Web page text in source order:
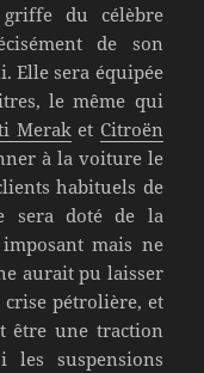
du célèbre
de son
Elle sera équipée
le même qui
Meraket Citroën
à la voiture le
habituels de
sera doté de la
mais ne
aurait pu laisser
pétrolière, et
être une traction
les suspensions